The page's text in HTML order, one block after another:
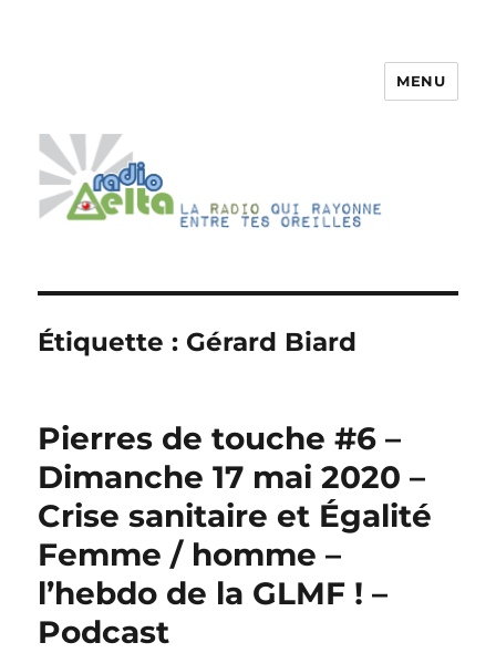
MENU
Étiquette : Gérard Biard
Pierres de touche #6 –
Dimanche 17 mai 2020 –
Crise sanitaire et Égalité
Femme / homme –
l’hebdo de la GLMF ! –
Podcast